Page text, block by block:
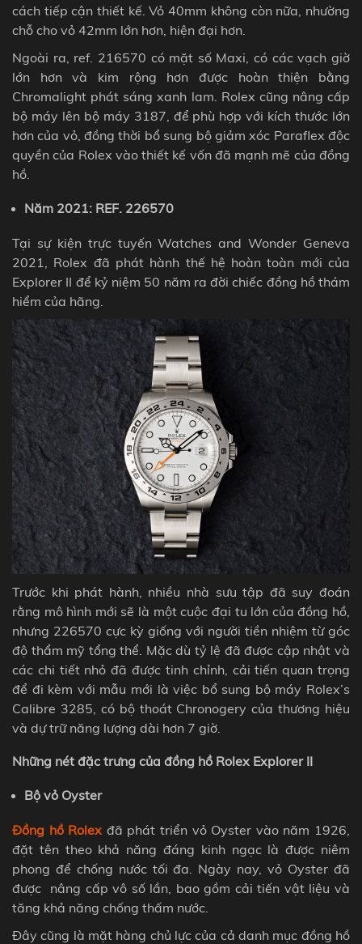
cách tiếp cận thiết kế. Vỏ 40mm không còn nữa, nhường
chỗ cho vỏ 42mm lớn hơn, hiện đại hơn.
Ngoài ra, ref. 216570 có mặt số Maxi, có các vạch giờ
lớn hơn và kim rộng hơn được hoàn thiện bằng
Chromalight phát sáng xanh lam. Rolex cũng nâng cấp
bộ máy lên bộ máy 3187, để phù hợp với kích thước lớn
hơn của vỏ, đồng thời bổ sung bộ giảm xóc Paraflex độc
quyền của Rolex vào thiết kế vốn đã mạnh mẽ của đồng
hồ.
Năm 2021: REF. 226570
Tại sự kiện trực tuyến Watches and Wonder Geneva
2021, Rolex đã phát hành thế hệ hoàn toàn mới của
Explorer II để kỷ niệm 50 năm ra đời chiếc đồng hồ thám
hiểm của hãng.
Trước khi phát hành, nhiều nhà sưu tập đã suy đoán
rằng mô hình mới sẽ là một cuộc đại tu lớn của đồng hồ,
nhưng 226570 cực kỳ giống với người tiền nhiệm từ góc
độ thẩm mỹ tổng thể. Mặc dù tỷ lệ đã được cập nhật và
các chi tiết nhỏ đã được tinh chỉnh, cải tiến quan trọng
để đi kèm với mẫu mới là việc bổ sung bộ máy Rolex’s
Calibre 3285, có bộ thoát Chronogery của thương hiệu
và dự trữ năng lượng dài hơn 7 giờ.
Những nét đặc trưng của đồng hồ Rolex Explorer II
Bộ vỏ Oyster
Đồng hồ Rolex đã phát triển vỏ Oyster vào năm 1926,
đặt tên theo khả năng đáng kinh ngạc là được niêm
phong để chống nước tối đa. Ngày nay, vỏ Oysterđã
được nâng cấp vô số lần, bao gồm cải tiến vật liệu và
tăng khả năng chống thấm nước.
Đây cũng là mặt hàng chủ lực của cả danh mục đồng hồ